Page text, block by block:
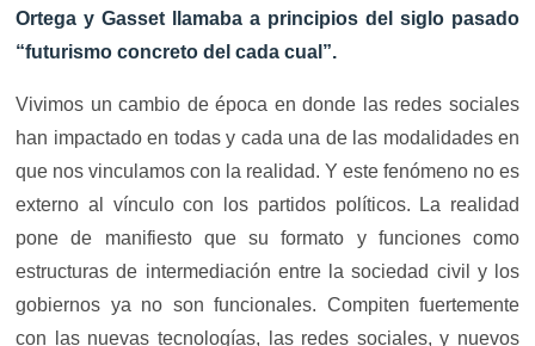
Ortega y Gasset llamaba a principios del siglo pasado
“futurismo concreto del cada cual”.
Vivimos un cambio de época en donde las redes sociales
han impactado en todas y cada una de las modalidades en
que nos vinculamos con la realidad. Y este fenómeno no es
externo al vínculo con los partidos políticos. La realidad
pone de manifiesto que su formato y funciones como
estructuras de intermediación entre la sociedad civil y los
gobiernos ya no son funcionales. Compiten fuertemente
con las nuevas tecnologías, las redes sociales, y nuevos